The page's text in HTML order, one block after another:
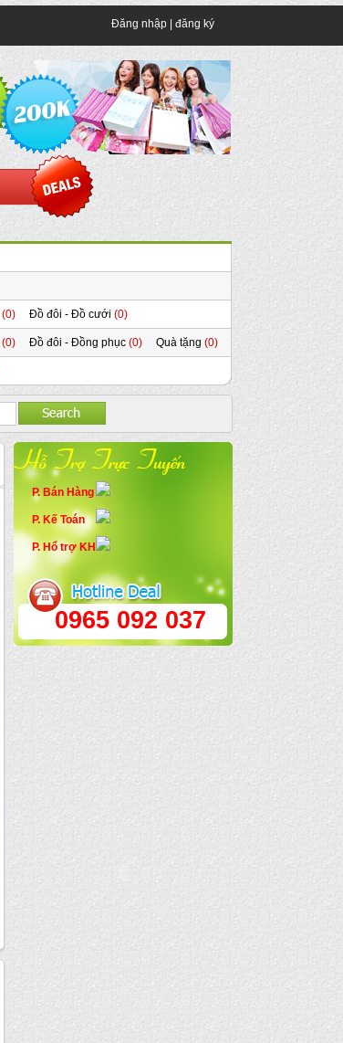
Đăng nhập đăng ký
(0) Đồ đôi - Đồ cưới (0)
(0) Đồ đôi - Đồng phục (0) Quà tặng (0)
P. Bán Hàng
P. Kế Toán
P. Hổ trợ KH
0965 092 037